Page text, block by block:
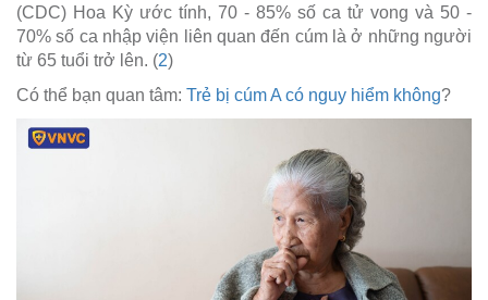
(CDC) Hoa Kỳ ước tính, 70 - 85% số ca tử vong và 50 -
70% số ca nhập viện liên quan đến cúm là ở những người
từ 65 tuổi trở lên. (2)
Có thể bạn quan tâm: Trẻ bị cúm A có nguy hiểm không?